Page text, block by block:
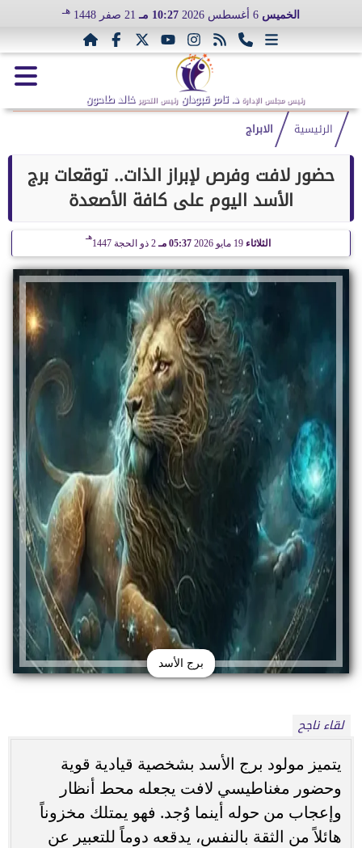
الخميس 10:27 مـ 21 صفر 1448 هـ
رئيس مجلس الإدارة د. تامر قبودان رئيس التحرير خالد طاحون
الرئيسية الابراج
حضور لافت وفرص لإبراز الذات.. توقعات برج
الأسد اليوم على كافة الأصعدة
الثلاثاء 19 مايو 2026 05:37 مـ 2 ذو الحجة 1447
هـ
برج الأسد
لقاء ناجح
يتميز مولود برج الأسد بشخصية قيادية قوية
وحضور مغناطيسي لافت يجعله محط أنظار
وإعجاب من حوله أينما وُجد. فهو يمتلك مخزوناً
هائلاً من الثقة بالنفس، يدقعه دوماً للتعبير عن